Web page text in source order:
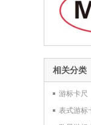
相关分类
游标卡尺
表式游标